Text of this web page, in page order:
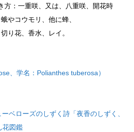
方：一重咲、又は、八重咲、開花時
やコウモリ、他に蜂、
り花、香水、レイ。
、学名：Polianthes tuberosa）
ベローズのしずく詩「夜香のしずく、
花図鑑